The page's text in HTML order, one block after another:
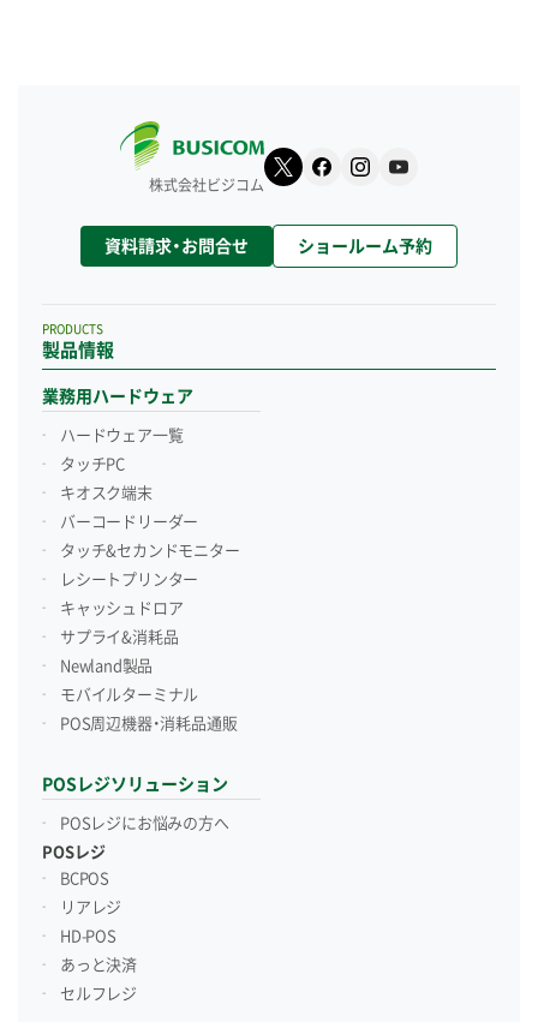
株式会社ビジコム
資料請求・お問合せ ショールーム予約
製品情報
PRODUCTS
業務用ハードウェア
ハードウェア一覧
タッチPC
キオスク端末
バーコードリーダー
タッチ&セカンドモニター
レシートプリンター
キャッシュドロア
サプライ&消耗品
Newland製品
モバイルターミナル
POS周辺機器・消耗品通販
POSレジソリューション
POSレジにお悩みの方へ
POSレジ
BCPOS
リアレジ
HD-POS
あっと決済
セルフレジ